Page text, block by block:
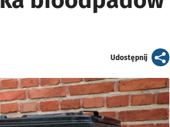
Udostępnijartykuł